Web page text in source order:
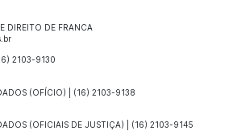
DIREITO DE FRANCA
2103-9130
(OFÍCIO) | (16) 2103-9138
(OFICIAIS DE JUSTIÇA) | (16) 2103-9145